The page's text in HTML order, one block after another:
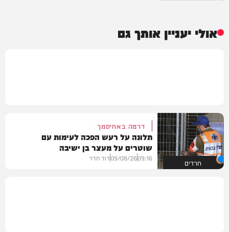
אולי יעניין אותך גם
חרדים
דרמה באחיסמך
תלונה על רעש הפכה לעימות עם
שוטרים על מעצר בן ישיבה
09:16
09/08/26דוד חדד